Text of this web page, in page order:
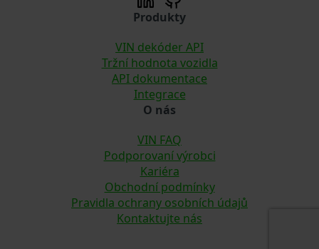
Produkty
VIN dekóder API
Tržní hodnota vozidla
API dokumentace
Integrace
O nás
VIN FAQ
Podporovaní výrobci
Kariéra
Obchodní podmínky
Pravidla ochrany osobních údajů
Kontaktujte nás